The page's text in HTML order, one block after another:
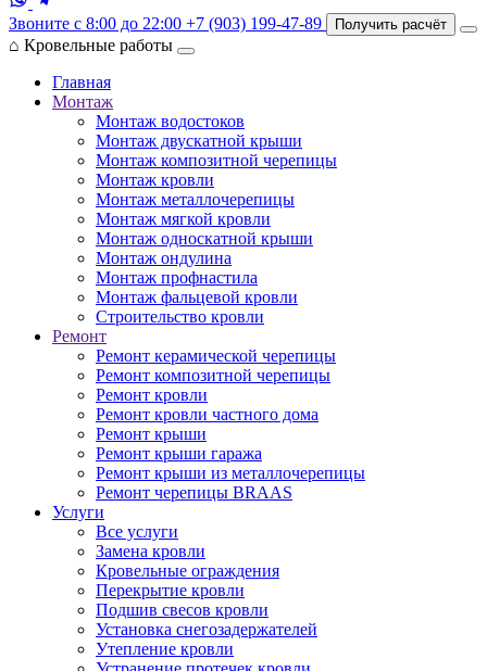
Звоните с 8:00 до 22:00 +7 (903) 199-47-89 Получить расчёт
⌂ Кровельные работы
Главная
Монтаж
Монтаж водостоков
Монтаж двускатной крыши
Монтаж композитной черепицы
Монтаж кровли
Монтаж металлочерепицы
Монтаж мягкой кровли
Монтаж односкатной крыши
Монтаж ондулина
Монтаж профнастила
Монтаж фальцевой кровли
Строительство кровли
Ремонт
Ремонт керамической черепицы
Ремонт композитной черепицы
Ремонт кровли
Ремонт кровли частного дома
Ремонт крыши
Ремонт крыши гаража
Ремонт крыши из металлочерепицы
Ремонт черепицы BRAAS
Услуги
Все услуги
Замена кровли
Кровельные ограждения
Перекрытие кровли
Подшив свесов кровли
Установка снегозадержателей
Утепление кровли